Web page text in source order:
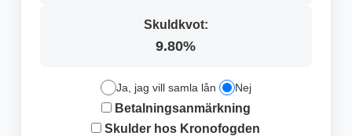
Skuldkvot:
9.80%
Ja, jag vill samla lån Nej
Betalningsanmärkning
Skulder hos Kronofogden